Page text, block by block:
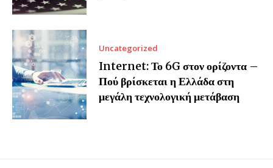
Uncategorized
Internet: Το 6G στον ορίζοντα –
Πού βρίσκεται η Ελλάδα στη
μεγάλη τεχνολογική μετάβαση